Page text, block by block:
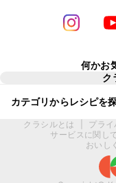
何かお
ク
カテゴリからレシピを
クラシルとは プラ
サービスに関し
おいし